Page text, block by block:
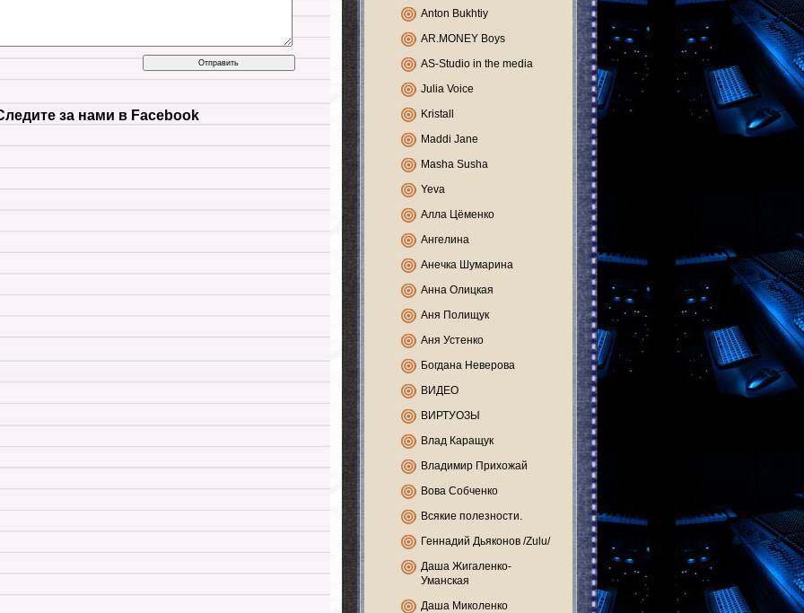
за нами в Facebook
Anton Bukhtiy
AR.MONEY Boys
AS-Studio in the media
Julia Voice
Kristall
Maddi Jane
Masha Susha
Yeva
Алла Цёменко
Ангелина
Анечка Шумарина
Анна Олицкая
Аня Полищук
Аня Устенко
Богдана Неверова
ВИДЕО
ВИРТУОЗЫ
Влад Каращук
Владимир Прихожай
Вова Собченко
Всякие полезности.
Геннадий Дьяконов /Zulu/
Даша Жигаленко-
Уманская
Даша Миколенко